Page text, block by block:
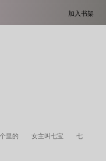
加入书架
里的 女主叫七宝 七